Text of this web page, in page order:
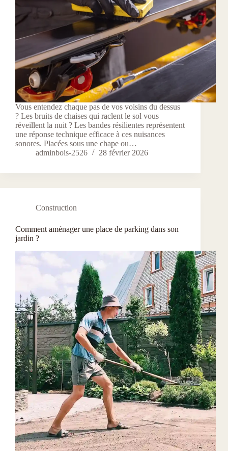
Vous entendez chaque pas de vos voisins du dessus
? Les bruits de chaises qui raclent le sol vous
réveillent la nuit ? Les bandes résilientes représentent
une réponse technique efficace à ces nuisances
sonores. Placées sous une chape ou…
adminbois-2526
28 février 2026
Construction
Comment aménager une place de parking dans son
jardin ?